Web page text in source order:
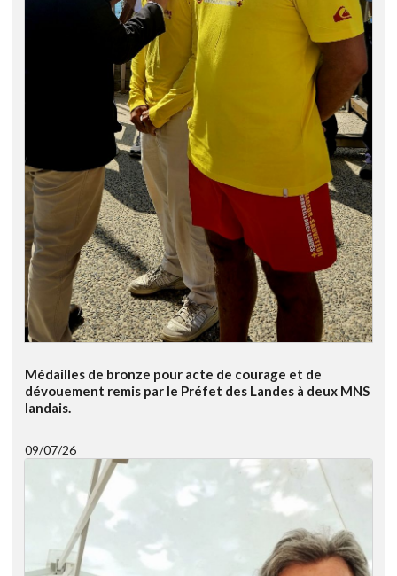
Médailles de bronze pour acte de courage et de
dévouement remis par le Préfet des Landes à deux MNS
landais.
09/07/26